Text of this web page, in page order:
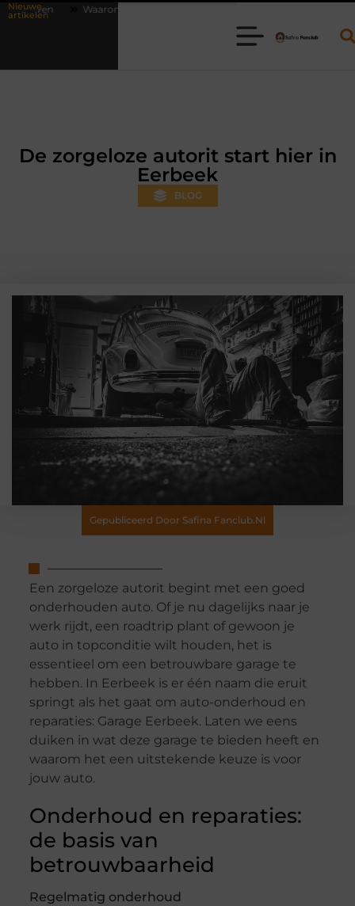
Nieuwe
artikelen
online vlees bestellen steeds gewoner wordt
De zorgeloze autorit start hier in
Eerbeek
BLOG
Gepubliceerd Door Safina Fanclub.nl
Een zorgeloze autorit begint met een goed
onderhouden auto. Of je nu dagelijks naar je
werk rijdt, een roadtrip plant of gewoon je
auto in topconditie wilt houden, het is
essentieel om een betrouwbare garage te
hebben. In Eerbeek is er één naam die eruit
springt als het gaat om auto-onderhoud en
reparaties: Garage Eerbeek. Laten we eens
duiken in wat deze garage te bieden heeft en
waarom het een uitstekende keuze is voor
jouw auto.
Onderhoud en reparaties:
de basis van
betrouwbaarheid
Regelmatig onderhoud